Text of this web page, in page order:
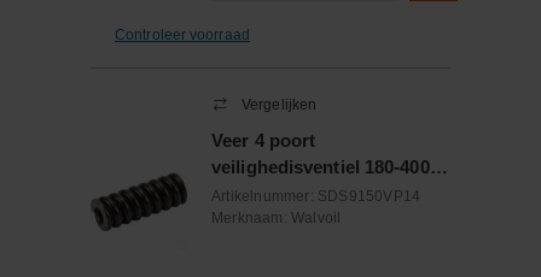
Controleer voorraad
Vergelijken
Veer 4 poort
veilighedisventiel 180-400
bar
Artikelnummer: SDS9150VP14
Merknaam: Walvoil